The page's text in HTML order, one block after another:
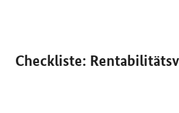
Checkliste:
Publikation: